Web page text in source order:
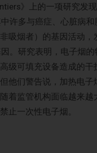
》上的一项研究发
许多与癌症、心脏病
吸烟者）的基因活动
。研究表明，电子烟
级可填充设备造成的
他们警告说，加热电
着监管机构面临越来
止一次性电子烟。